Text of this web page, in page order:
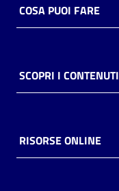
Casa
Piani
storico
COSA PUOI FARE
SCOPRI I CONTENUTI
RISORSE ONLINE